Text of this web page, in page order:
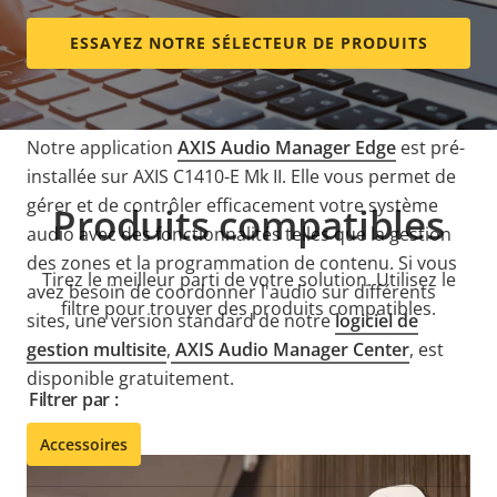
audio spéciaux. Basé sur des normes ouvertes, il est
facile à intégrer à un
à la téléphonie Voix sur IP (VoIP) (à l’aide deSIP
) et
aux outils d’analyse d’Axis et de ses partenaires.
Notre application AXIS Audio Manager Edge est pré-
installée sur AXIS C1410-E Mk II. Elle vous permet de
gérer et de contrôler efficacement votre système
audio avec des fonctionnalités telles que la gestion
des zones et la programmation de contenu. Si vous
avez besoin de coordonner l'audio sur différents
sites, une version standard de notrelogiciel de
gestion multisite, AXIS Audio Manager Center, est
disponible gratuitement.
ESSAYEZ NOTRE SÉLECTEUR DE PRODUITS
Produits compatibles
Tirez le meilleur parti de votre solution. Utilisez le
filtre pour trouver des produits compatibles.
Filtrer par :
Accessoires